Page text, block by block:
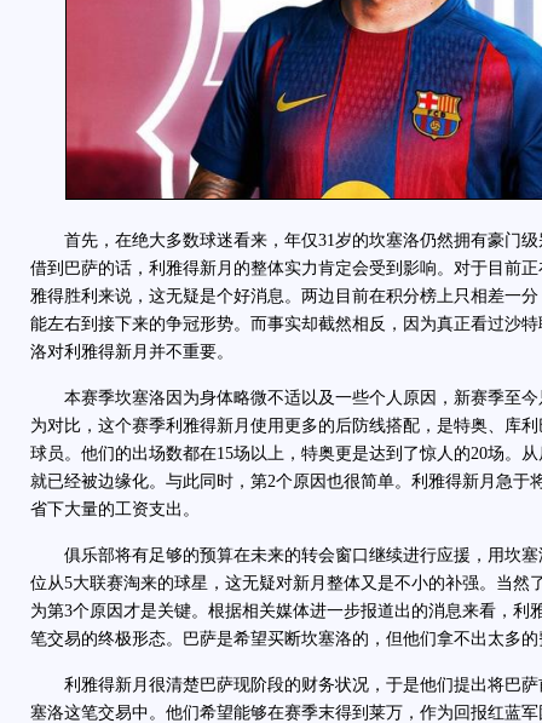
首先，在绝大多数球迷看来，年仅31岁的坎塞洛仍然拥有豪门级
借到巴萨的话，利雅得新月的整体实力肯定会受到影响。对于目前
雅得胜利来说，这无疑是个好消息。两边目前在积分榜上只相差一
能左右到接下来的争冠形势。而事实却截然相反，因为真正看过沙
洛对利雅得新月并不重要。
本赛季坎塞洛因为身体略微不适以及一些个人原因，新赛季至今
为对比，这个赛季利雅得新月使用更多的后防线搭配，是特奥、库
球员。他们的出场数都在15场以上，特奥更是达到了惊人的20场。
就已经被边缘化。与此同时，第2个原因也很简单。利雅得新月急于
省下大量的工资支出。
俱乐部将有足够的预算在未来的转会窗口继续进行应援，用坎塞
位从5大联赛淘来的球星，这无疑对新月整体又是不小的补强。当然
为第3个原因才是关键。根据相关媒体进一步报道出的消息来看，利
笔交易的终极形态。巴萨是希望买断坎塞洛的，但他们拿不出太多
利雅得新月很清楚巴萨现阶段的财务状况，于是他们提出将巴萨
塞洛这笔交易中。他们希望能够在赛季末得到莱万，作为回报红蓝